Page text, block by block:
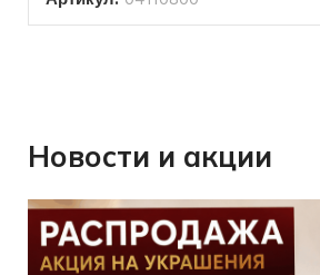
Новости и акции